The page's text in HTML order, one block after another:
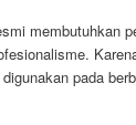
membutuhkan
pada